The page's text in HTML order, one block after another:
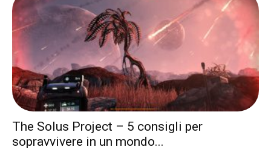
The Solus Project – 5 consigli per
sopravvivere in un mondo...